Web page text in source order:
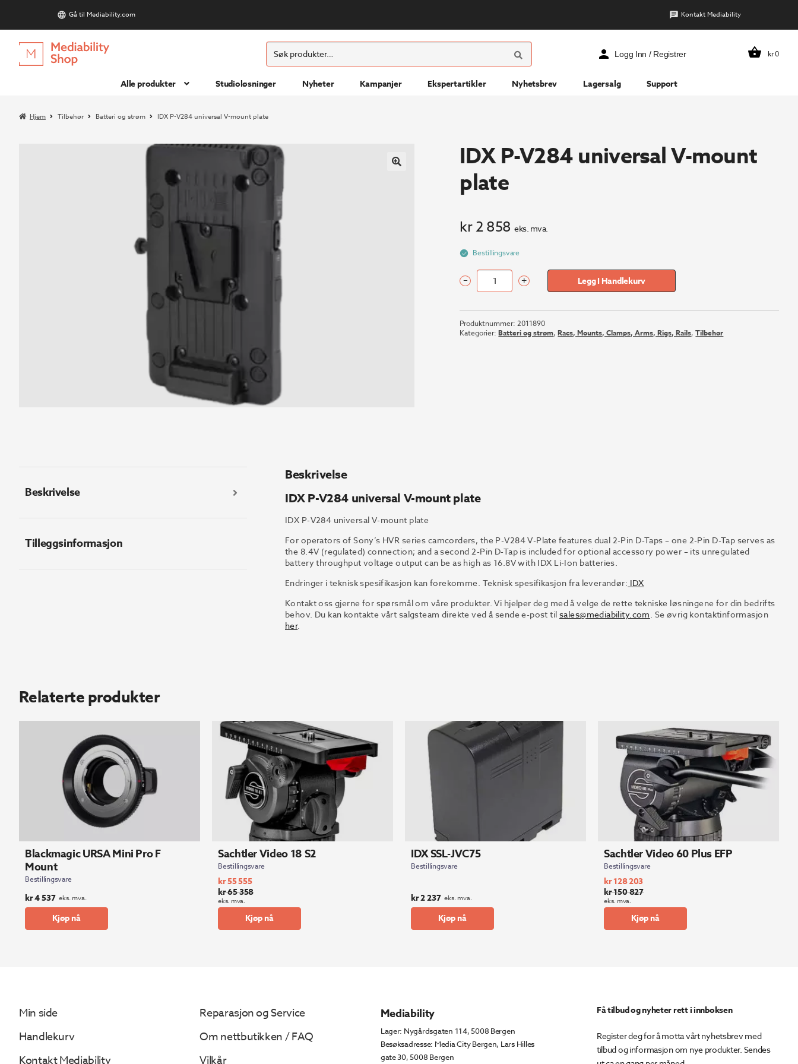
Gå til Mediability.com Kontakt Mediability
Hopp
til
Hopp
til
Søk
etter:
SØK
Logg Inn / Registrer kr0
Alle produkter Studioløsninger Nyheter Kampanjer Ekspertartikler Nyhetsbrev Lagersalg Support
Hjem Tilbehør Batteri og strøm IDX P-V284 universal V-mount plate
IDX P-V284 universal V-mount
plate
kr2 858 eks. mva.
Bestillingsvare
IDX
V284
universal
V-
– + Legg I Handlekurv
Produktnummer:2011890
Kategorier:Batteri og strøm,Racs, Mounts, Clamps, Arms, Rigs, Rails,Tilbehør
Beskrivelse
Tilleggsinformasjon
Beskrivelse
IDX P-V284 universal V-mount plate
IDX P-V284 universal V-mount plate
For operators of Sony’s HVR series camcorders, the P-V284 V-Plate features dual 2-Pin D-Taps – one 2-Pin D-Tap serves as
the 8.4V (regulated) connection; and a second 2-Pin D-Tap is included for optional accessory power – its unregulated
battery throughput voltage output can be as high as 16.8V with IDX Li-Ion batteries.
Endringer i teknisk spesifikasjon kan forekomme. Teknisk spesifikasjon fra leverandør: IDX
Kontakt oss gjerne for spørsmål om våre produkter. Vi hjelper deg med å velge de rette tekniske løsningene for din bedrifts
behov. Du kan kontakte vårt salgsteam direkte ved å sende e-post til sales@mediability.com. Se øvrig kontaktinformasjon
her.
Relaterte produkter
Blackmagic URSA Mini Pro F
Mount
Bestillingsvare
kr4 537 eks. mva.
Kjøp nå
Sachtler Video 18 S2
Bestillingsvare
kr65 358
Opprinnelig
pris
kr55 555
Nåværende
pris
eks. mva.
Kjøp nå
IDX SSL-JVC75
Bestillingsvare
kr2 237 eks. mva.
Kjøp nå
Sachtler Video 60 Plus EFP
Bestillingsvare
kr150 827
Opprinnelig
pris
kr128 203
Nåværende
pris
eks. mva.
Kjøp nå
Min side
Handlekurv
Reparasjon og Service
Om nettbutikken / FAQ
Mediability
Lager: Nygårdsgaten 114, 5008 Bergen
Besøksadresse: Media City Bergen, Lars Hilles
gate 30, 5008 Bergen
Få tilbud og nyheter rett i innboksen
Register deg for å motta vårt nyhetsbrev med
tilbud og informasjon om nye produkter. Sendes